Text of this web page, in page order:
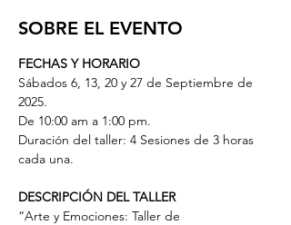
SOBRE EL EVENTO
FECHAS Y HORARIO
Sábados 6, 13, 20 y 27 de Septiembre de
2025.
De 10:00 am a 1:00 pm.
Duración del taller: 4 Sesiones de 3 horas
cada una.
DESCRIPCIÓN DEL TALLER
“Arte y Emociones: Taller de